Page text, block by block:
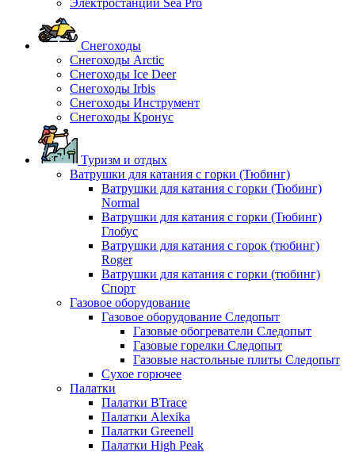
Электростанции Sea Pro
Снегоходы
Снегоходы Arctic
Снегоходы Ice Deer
Снегоходы Irbis
Снегоходы Инструмент
Снегоходы Кронус
Туризм и отдых
Ватрушки для катания с горки (Тюбинг)
Ватрушки для катания с горки (Тюбинг)
Normal
Ватрушки для катания с горки (Тюбинг)
Глобус
Ватрушки для катания с горок (тюбинг)
Roger
Ватрушки для катания с горки (тюбинг)
Спорт
Газовое оборудование
Газовое оборудование Следопыт
Газовые обогреватели Следопыт
Газовые горелки Следопыт
Газовые настольные плиты Следопыт
Сухое горючее
Палатки
Палатки BTrace
Палатки Alexika
Палатки Greenell
Палатки High Peak